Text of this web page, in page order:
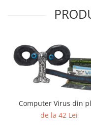
Computer Virus din
de la 42 Lei